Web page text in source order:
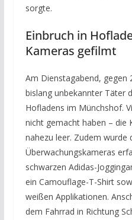
sorgte.
Einbruch in
Kameras gefilmt
Am Dienstagabend, gegen
bislang unbekannter Täter
Hofladens im Münchshof.
nicht gemacht haben – die
nahezu leer. Zudem wurde
Überwachungskameras
schwarzen Adidas-
ein Camouflage-T-Shirt
weißen Applikationen.
dem Fahrrad in Richtung